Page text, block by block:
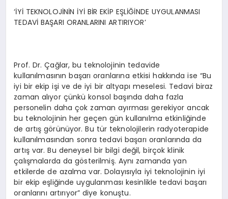
‘İYİ TEKNOLOJİNİN İYİ BİR EKİP EŞLİĞİNDE UYGULANMASI
TEDAVİ BAŞARI ORANLARINI ARTIRIYOR’
Prof. Dr. Çağlar, bu teknolojinin tedavide
kullanılmasının başarı oranlarına etkisi hakkında ise “Bu
iyi bir ekip işi ve de iyi bir altyapı meselesi. Tedavi biraz
zaman alıyor çünkü konsol başında daha fazla
personelin daha çok zaman ayırması gerekiyor ancak
bu teknolojinin her geçen gün kullanılma etkinliğinde
de artış görünüyor. Bu tür teknolojilerin radyoterapide
kullanılmasından sonra tedavi başarı oranlarında da
artış var. Bu deneysel bir bilgi değil, birçok klinik
çalışmalarda da gösterilmiş. Aynı zamanda yan
etkilerde de azalma var. Dolayısıyla iyi teknolojinin iyi
bir ekip eşliğinde uygulanması kesinlikle tedavi başarı
oranlarını artırıyor” diye konuştu.